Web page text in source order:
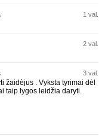
1 val.
2 val.
3 val.
žaidèjus . Vyksta tyrimai dėl
taip lygos leidžia daryti.